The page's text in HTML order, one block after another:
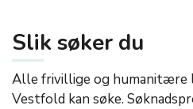
Slik søker du
Alle frivillige og humanitære
Vestfold kan søke.